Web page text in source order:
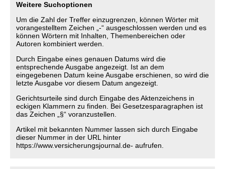
Weitere Suchoptionen
Um die Zahl der Treffer einzugrenzen, können Wörter mit
vorangestelltem Zeichen „-“ ausgeschlossen werden und es
können Wörtern mit Inhalten, Themenbereichen oder
Autoren kombiniert werden.
Durch Eingabe eines genauen Datums wird die
entsprechende Ausgabe angezeigt. Ist an dem
eingegebenen Datum keine Ausgabe erschienen, so wird die
letzte Ausgabe vor diesem Datum angezeigt.
Gerichtsurteile sind durch Eingabe des Aktenzeichens in
eckigen Klammern zu finden. Bei Gesetzesparagraphen ist
das Zeichen „§“ voranzustellen.
Artikel mit bekannten Nummer lassen sich durch Eingabe
dieser Nummer in der URL hinter
https://www.versicherungsjournal.de- aufrufen.